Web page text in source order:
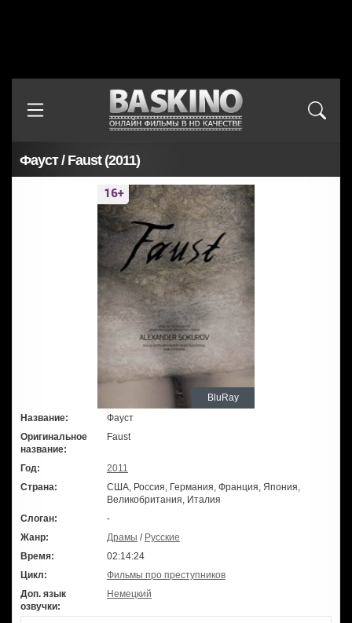
Фауст / Faust (2011)
BluRay
Название:
Фауст
Оригинальное
название:
Faust
Год:
2011
Страна:
США, Россия, Германия, Франция, Япония,
Великобритания, Италия
Слоган:
-
Жанр:
Драмы / Русские
Время:
02:14:24
Цикл:
Фильмы про преступников
Доп. язык
озвучки:
Немецкий